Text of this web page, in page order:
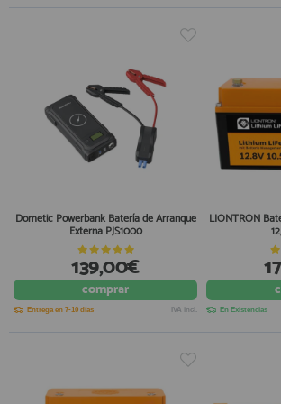
Dometic Powerbank Batería de Arranque
Externa PJS1000
139,00€
comprar
Entrega en 7-10 días IVA incl.
LIONTRON
En Existencias